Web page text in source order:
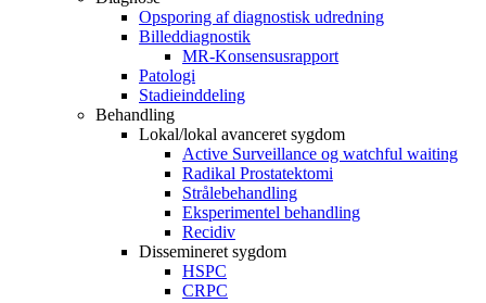
Opsporing af diagnostisk udredning
Billeddiagnostik
MR-Konsensusrapport
Patologi
Stadieinddeling
Behandling
Lokal/lokal avanceret sygdom
Active Surveillance og watchful waiting
Radikal Prostatektomi
Strålebehandling
Eksperimentel behandling
Recidiv
Dissemineret sygdom
HSPC
CRPC